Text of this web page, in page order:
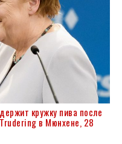
кружку пива после
в Мюнхене, 28